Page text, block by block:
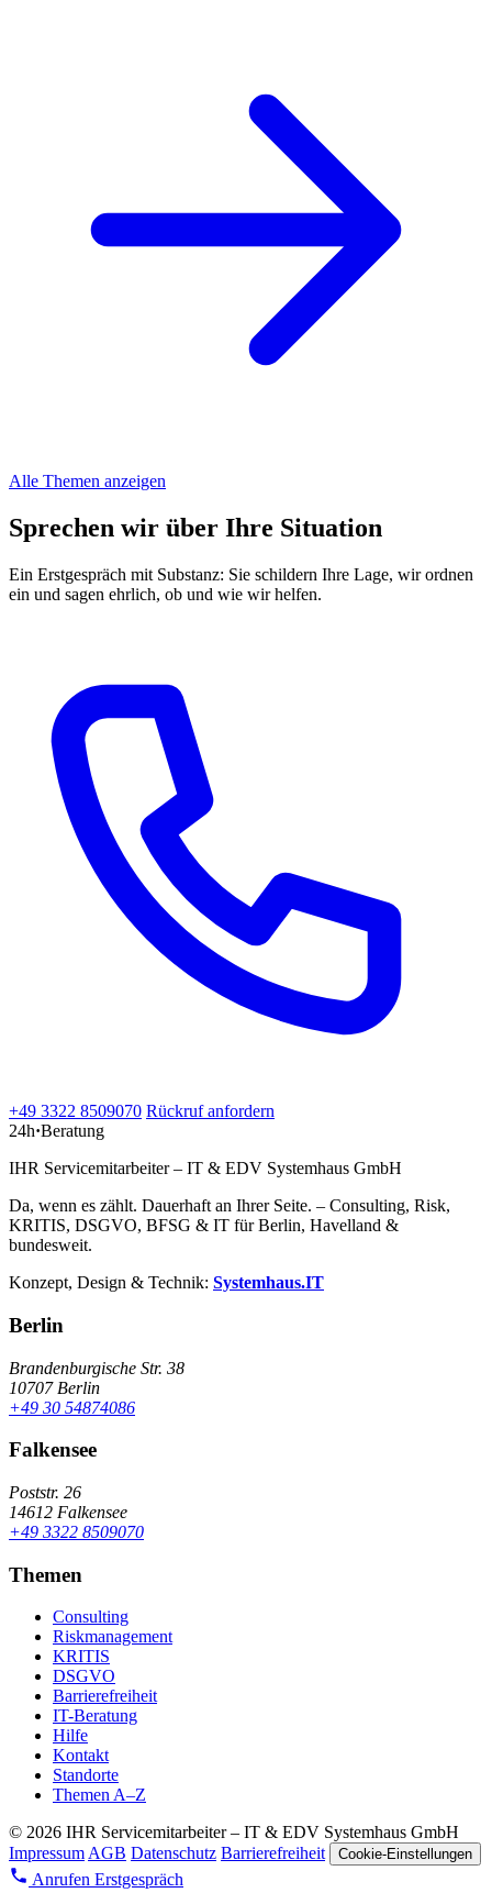
Alle Themen anzeigen
Sprechen wir über Ihre Situation
Ein Erstgespräch mit Substanz: Sie schildern Ihre Lage, wir ordnen
ein und sagen ehrlich, ob und wie wir helfen.
+49 3322 8509070 Rückruf anfordern
24h·Beratung
IHR Servicemitarbeiter – IT & EDV Systemhaus GmbH
Da, wenn es zählt. Dauerhaft an Ihrer Seite. – Consulting, Risk,
KRITIS, DSGVO, BFSG & IT für Berlin, Havelland &
bundesweit.
Konzept, Design & Technik: Systemhaus.IT
Berlin
Brandenburgische Str. 38
10707 Berlin
+49 30 54874086
Falkensee
Poststr. 26
14612 Falkensee
+49 3322 8509070
Themen
Consulting
Riskmanagement
KRITIS
DSGVO
Barrierefreiheit
IT-Beratung
Hilfe
Kontakt
Standorte
Themen A–Z
© 2026 IHR Servicemitarbeiter – IT & EDV Systemhaus GmbH
ImpressumAGB Datenschutz Barrierefreiheit Cookie-Einstellungen
Anrufen Erstgespräch